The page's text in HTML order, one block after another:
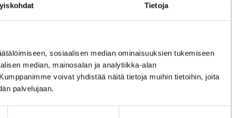
Tietoja
sosiaalisen median ominaisuuksien tukemiseen
median, mainosalan ja analytiikka-alan
voivat yhdistää näitä tietoja muihin tietoihin, joita
palvelujaan.